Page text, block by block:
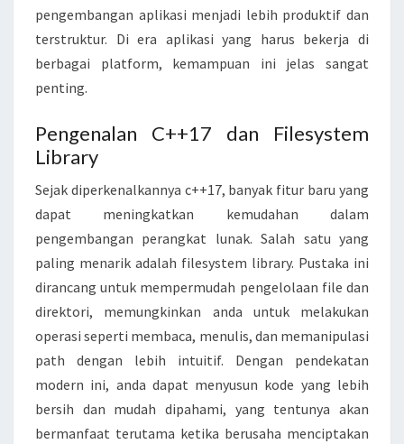
+
1
7
L
S
S
T
E
M
L
I
B
R
A
pengembangan aplikasi menjadi lebih produktif dan
terstruktur. Di era aplikasi yang harus bekerja di
berbagai platform, kemampuan ini jelas sangat
penting.
Pengenalan C++17 dan Filesystem
Library
Sejak diperkenalkannya c++17, banyak fitur baru yang
dapat meningkatkan kemudahan dalam
pengembangan perangkat lunak. Salah satu yang
paling menarik adalah filesystem library. Pustaka ini
dirancang untuk mempermudah pengelolaan file dan
direktori, memungkinkan anda untuk melakukan
operasi seperti membaca, menulis, dan memanipulasi
path dengan lebih intuitif. Dengan pendekatan
modern ini, anda dapat menyusun kode yang lebih
bersih dan mudah dipahami, yang tentunya akan
bermanfaat terutama ketika berusaha menciptakan